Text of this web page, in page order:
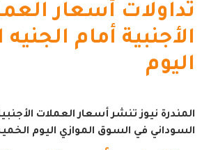
تداولات أسعار
الأجنبية أمام
اليوم
المندرة نيوز تنشر أسعار العملات
السوداني في السوق الموازي اليوم